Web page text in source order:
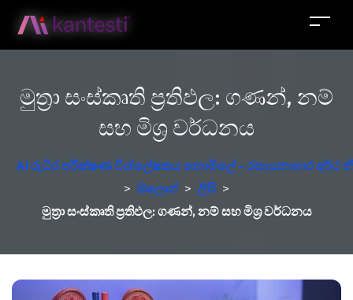
මුත්‍රා සංස්කෘති ප්‍රතිඵල: ගණන්, නම්
සහ මිශ්‍ර වර්ධනය
AI රුධිර පරීක්ෂණ විශ්ලේෂකය නොමිලේ - රසායනාගාර අර්ථ
> බ්ලොග් > ලිපි >
මුත්‍රා සංස්කෘති ප්‍රතිඵල: ගණන්, නම් සහ මිශ්‍ර වර්ධනය